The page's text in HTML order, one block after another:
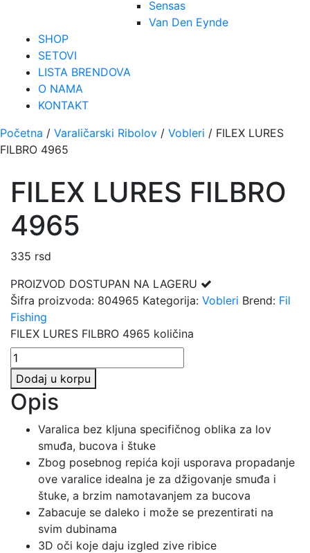
Sensas
Van Den Eynde
SHOP
SETOVI
LISTA BRENDOVA
O NAMA
KONTAKT
Početna / Varaličarski Ribolov / Vobleri / FILEX LURES
FILBRO 4965
FILEX LURES FILBRO
4965
335 rsd
PROIZVOD DOSTUPAN NA LAGERU
Šifra proizvoda: 804965 Kategorija: Vobleri Brend: Fil
Fishing
FILEX LURES FILBRO 4965 količina
Dodaj u korpu
Opis
Varalica bez kljuna specifičnog oblika za lov
smuđa, bucova i štuke
Zbog posebnog repića koji usporava propadanje
ove varalice idealna je za džigovanje smuđa i
štuke, a brzim namotavanjem za bucova
Zabacuje se daleko i može se prezentirati na
svim dubinama
3D oči koje daju izgled zive ribice